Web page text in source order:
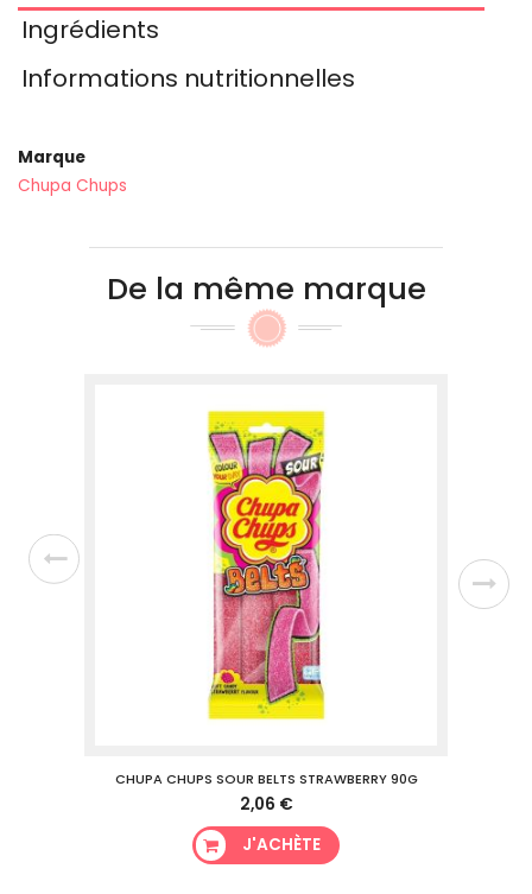
Ingrédients
Informations nutritionnelles
Marque
Chupa Chups
De la même marque
CHUPA CHUPS SOUR BELTS STRAWBERRY 90G
2,06 €
J'ACHÈTE